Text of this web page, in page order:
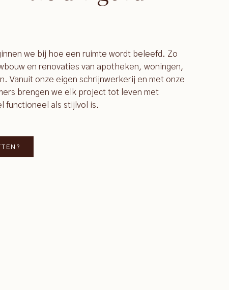
we bij hoe een ruimte wordt beleefd. Zo
en renovaties van apotheken, woningen,
Vanuit onze eigen schrijnwerkerij en met onze
brengen we elk project tot leven met
functioneel als stijlvol is.